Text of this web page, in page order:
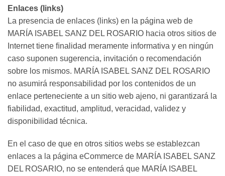
Enlaces (links)
La presencia de enlaces (links) en la página web de
MARÍA ISABEL SANZ DEL ROSARIO hacia otros sitios de
Internet tiene ﬁnalidad meramente informativa y en ningún
caso suponen sugerencia, invitación o recomendación
sobre los mismos. MARÍA ISABEL SANZ DEL ROSARIO
no asumirá responsabilidad por los contenidos de un
enlace perteneciente a un sitio web ajeno, ni garantizará la
fiabilidad, exactitud, amplitud, veracidad, validez y
disponibilidad técnica.
En el caso de que en otros sitios webs se establezcan
enlaces a la página eCommerce de MARÍA ISABEL SANZ
DEL ROSARIO, no se entenderá que MARÍA ISABEL